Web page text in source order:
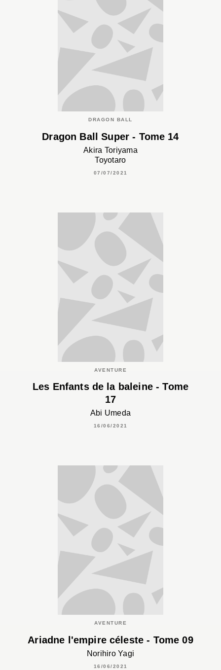
DRAGON BALL
Dragon Ball Super - Tome 14
Akira Toriyama
Toyotaro
07/07/2021
AVENTURE
Les Enfants de la baleine - Tome
17
Abi Umeda
16/06/2021
AVENTURE
Ariadne l'empire céleste - Tome 09
Norihiro Yagi
16/06/2021